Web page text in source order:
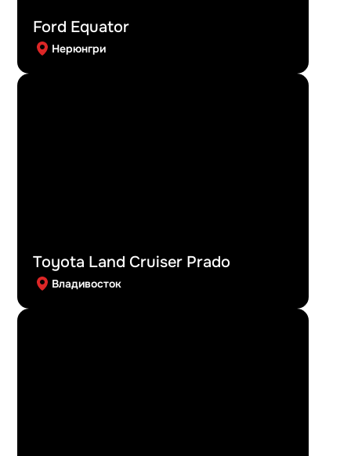
Ford Equator
Нерюнгри
Toyota Land Cruiser Prado
Владивосток